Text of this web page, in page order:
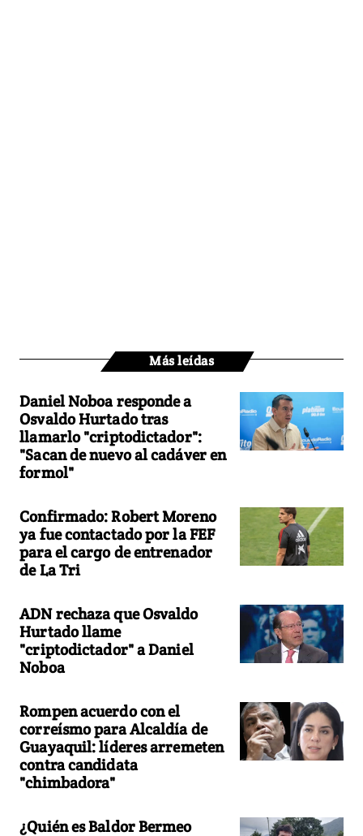
Más leídas
Daniel Noboa responde a
Osvaldo Hurtado tras
llamarlo "criptodictador":
"Sacan de nuevo al cadáver en
formol"
Confirmado: Robert Moreno
ya fue contactado por la FEF
para el cargo de entrenador
de La Tri
ADN rechaza que Osvaldo
Hurtado llame
"criptodictador" a Daniel
Noboa
Rompen acuerdo con el
correísmo para Alcaldía de
Guayaquil: líderes arremeten
contra candidata
"chimbadora"
¿Quién es Baldor Bermeo